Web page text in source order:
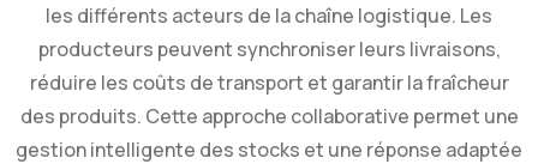
les différents acteurs de la chaîne logistique. Les
producteurs peuvent synchroniser leurs livraisons,
réduire les coûts de transport et garantir la fraîcheur
des produits. Cette approche collaborative permet une
gestion intelligente des stocks et une réponse adaptée